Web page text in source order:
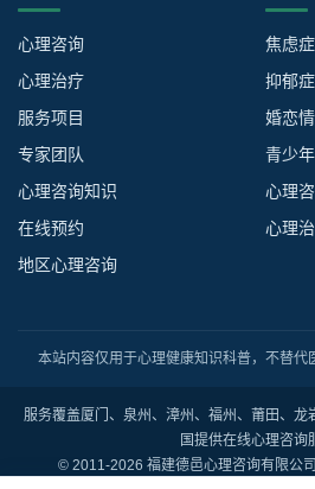
心理咨询
心理治疗
服务项目
专家团队
心理咨询知识
在线预约
地区心理咨询
焦虑症
抑郁症
婚恋
青少
心理
心理
本站内容仅用于心理健康知识科普，不替代
服务覆盖厦门、泉州、漳州、福州、莆田、龙
国提供在线心理咨询
© 2011-2026 福建德邑心理咨询有限公